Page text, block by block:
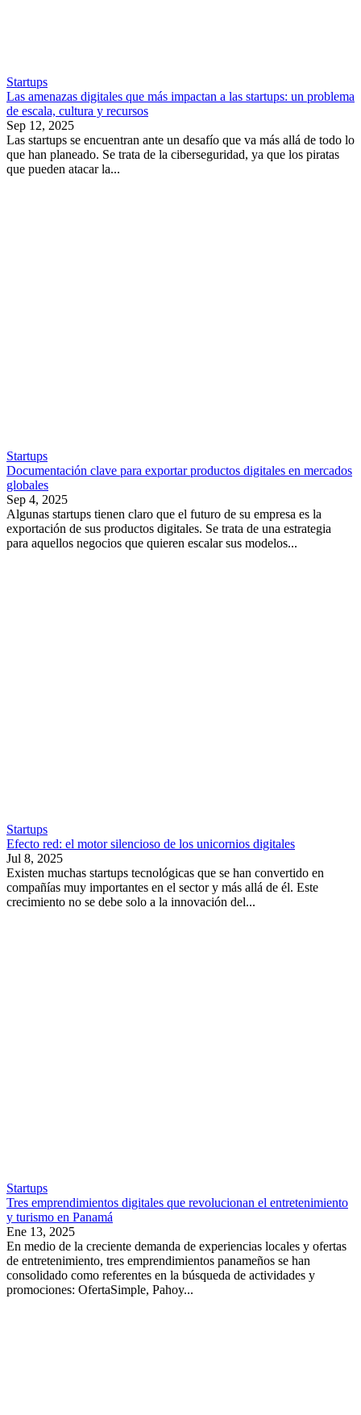
Startups
Las amenazas digitales que más impactan a las startups: un problema
de escala, cultura y recursos
Sep 12, 2025
Las startups se encuentran ante un desafío que va más allá de todo lo
que han planeado. Se trata de la ciberseguridad, ya que los piratas
que pueden atacar la...
Startups
Documentación clave para exportar productos digitales en mercados
globales
Sep 4, 2025
Algunas startups tienen claro que el futuro de su empresa es la
exportación de sus productos digitales. Se trata de una estrategia
para aquellos negocios que quieren escalar sus modelos...
Startups
Efecto red: el motor silencioso de los unicornios digitales
Jul 8, 2025
Existen muchas startups tecnológicas que se han convertido en
compañías muy importantes en el sector y más allá de él. Este
crecimiento no se debe solo a la innovación del...
Startups
Tres emprendimientos digitales que revolucionan el entretenimiento
y turismo en Panamá
Ene 13, 2025
En medio de la creciente demanda de experiencias locales y ofertas
de entretenimiento, tres emprendimientos panameños se han
consolidado como referentes en la búsqueda de actividades y
promociones: OfertaSimple, Pahoy...